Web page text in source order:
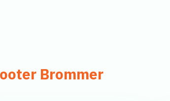
Brommer